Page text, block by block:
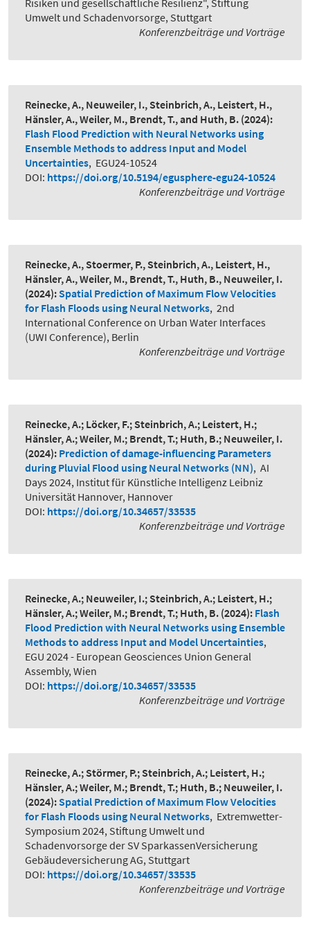
Risiken und gesellschaftliche Resilienz", Stiftung
Umwelt und Schadenvorsorge, Stuttgart
Konferenzbeiträge und Vorträge
Reinecke, A., Neuweiler, I., Steinbrich, A., Leistert, H.,
Hänsler, A., Weiler, M., Brendt, T., and Huth, B. (2024):
Flash Flood Prediction with Neural Networks using
Ensemble Methods to address Input and Model
Uncertainties, EGU24-10524
DOI: https://doi.org/10.5194/egusphere-egu24-10524
Konferenzbeiträge und Vorträge
Reinecke, A., Stoermer, P., Steinbrich, A., Leistert, H.,
Hänsler, A., Weiler, M., Brendt, T., Huth, B., Neuweiler, I.
(2024):Spatial Prediction of Maximum Flow Velocities
for Flash Floods using Neural Networks, 2nd
International Conference on Urban Water Interfaces
(UWI Conference), Berlin
Konferenzbeiträge und Vorträge
Reinecke, A.; Löcker, F.; Steinbrich, A.; Leistert, H.;
Hänsler, A.; Weiler, M.; Brendt, T.; Huth, B.; Neuweiler, I.
(2024): Prediction of damage-influencing Parameters
during Pluvial Flood using Neural Networks (NN), AI
Days 2024, Institut für Künstliche Intelligenz Leibniz
Universität Hannover, Hannover
DOI: https://doi.org/10.34657/33535
Konferenzbeiträge und Vorträge
Reinecke, A.; Neuweiler, I.; Steinbrich, A.; Leistert, H.;
Hänsler, A.; Weiler, M.; Brendt, T.; Huth, B. (2024): Flash
Flood Prediction with Neural Networks using Ensemble
Methods to address Input and Model Uncertainties,
EGU 2024 - European Geosciences Union General
Assembly, Wien
DOI: https://doi.org/10.34657/33535
Konferenzbeiträge und Vorträge
Reinecke, A.; Störmer, P.; Steinbrich, A.; Leistert, H.;
Hänsler, A.; Weiler, M.; Brendt, T.; Huth, B.; Neuweiler, I.
(2024):Spatial Prediction of Maximum Flow Velocities
for Flash Floods using Neural Networks, Extremwetter-
Symposium 2024, Stiftung Umwelt und
Schadenvorsorge der SV SparkassenVersicherung
Gebäudeversicherung AG, Stuttgart
DOI: https://doi.org/10.34657/33535
Konferenzbeiträge und Vorträge